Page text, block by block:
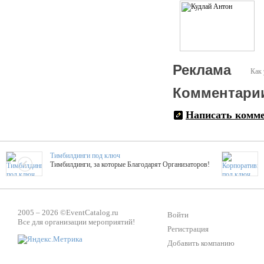
проводит торжественные
Как
Реклама
Написать
Тимбилдинги под ключ
Тимбилдинги, за которые Благодарят Организаторов!
ТОПовые мастер-классы на мероприятие! Гибкие цены!
ShowTex - Декор и Ди
2005 – 2026 ©EventCatalog.ru
Все для организации мероприятий!
Войти
Регистрация
Добавить компанию